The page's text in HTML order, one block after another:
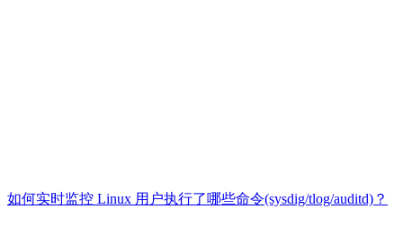
如何实时监控 Linux 用户执行了哪些命令(sysdig/tlog/auditd)？